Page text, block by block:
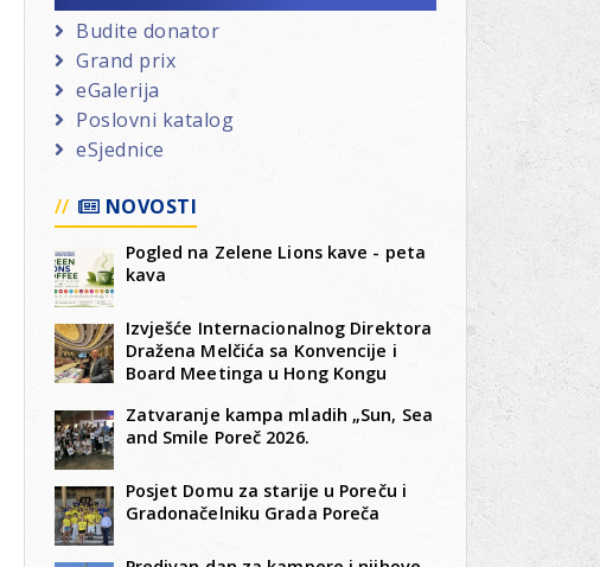
Budite donator
Grand prix
eGalerija
Poslovni katalog
eSjednice
NOVOSTI
Pogled na Zelene Lions kave - peta
kava
Izvješće Internacionalnog Direktora
Dražena Melčića sa Konvencije i
Board Meetinga u Hong Kongu
Zatvaranje kampa mladih „Sun, Sea
and Smile Poreč 2026.
Posjet Domu za starije u Poreču i
Gradonačelniku Grada Poreča